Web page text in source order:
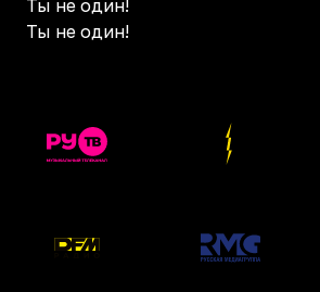
Ты не один!
Ты не один!